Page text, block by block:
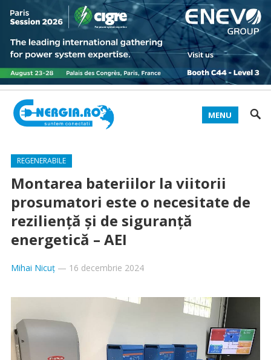
MENU
REGENERABILE
Montarea bateriilor la viitorii
prosumatori este o necesitate de
rezilienţă şi de siguranţă
energetică – AEI
Mihai Nicuț— 16 decembrie 2024